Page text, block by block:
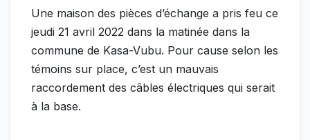
Une maison des pièces d’échange a pris feu ce
jeudi 21 avril 2022 dans la matinée dans la
commune de Kasa-Vubu. Pour cause selon les
témoins sur place, c’est un mauvais
raccordement des câbles électriques qui serait
à la base.